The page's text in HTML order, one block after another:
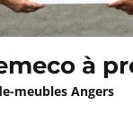
à
meubles Angers